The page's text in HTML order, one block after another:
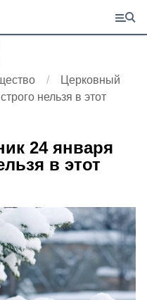
Церковный
нельзя в этот
24 января
в этот